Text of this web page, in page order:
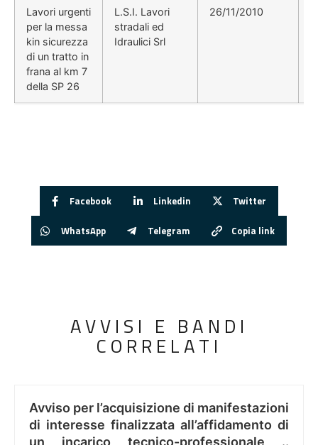
Lavori urgenti
per la messa
kin sicurezza
di un tratto in
frana al km 7
della SP 26
L.S.I. Lavori
stradali ed
Idraulici Srl
26/11/2010
Facebook Linkedin Twitter
WhatsApp Telegram Copia link
AVVISI E BANDI
CORRELATI
Avviso per l’acquisizione di manifestazioni
di interesse finalizzata all’affidamento di
un incarico tecnico-professionale ..